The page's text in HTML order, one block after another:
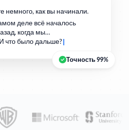
немного, как вы начинали.
деле всё началось
когда мы…
что было дальше?
Точность 99%